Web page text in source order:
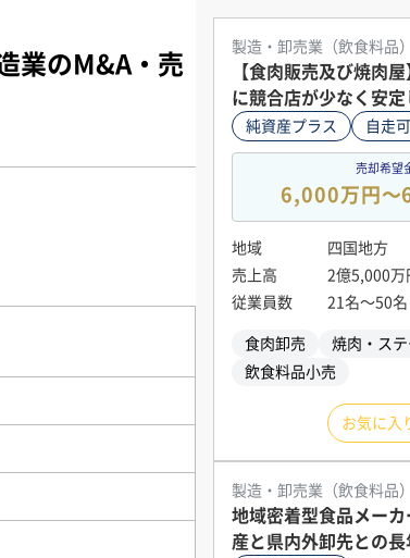
業のM&A・売
製造・卸売業（飲食料品）
【食肉販売及び焼肉
に競合店が少なく安
純資産プラス 自走
売却希望
6,000万円〜
地域
四国地方
売上高
2億5,000万
従業員数
21名〜50名
食肉卸売
焼肉・ステ
飲食料品小売
お気に入
製造・卸売業（飲食料品）
地域密着型食品メー
産と県内外卸先との